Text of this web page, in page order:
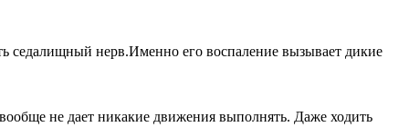
седалищный нерв.Именно его воспаление вызывает дикие
не дает никакие движения выполнять. Даже ходить